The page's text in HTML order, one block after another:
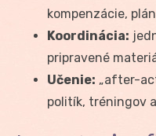
kompenzácie,
Koordinácia:
pripravené
Učenie: „after-
politík, tréningov